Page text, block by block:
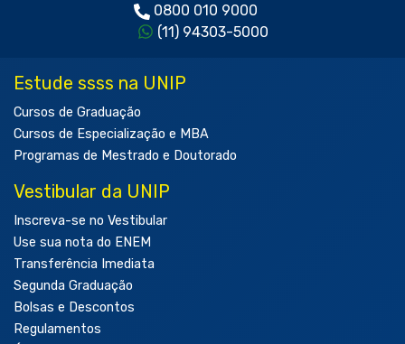
0800 010 9000
(11) 94303-5000
Estude ssss na UNIP
Cursos de Graduação
Cursos de Especialização e MBA
Programas de Mestrado e Doutorado
Vestibular da UNIP
Inscreva-se no Vestibular
Use sua nota do ENEM
Transferência Imediata
Segunda Graduação
Bolsas e Descontos
Regulamentos